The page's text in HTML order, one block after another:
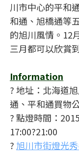
川市中心的平和
和通、旭橋通等
的旭川風情。12
三月都可以欣賞
Information
? 地址：北海道
通、平和通買物
? 點燈時間：
17:00?21:00
? 旭川市街燈光